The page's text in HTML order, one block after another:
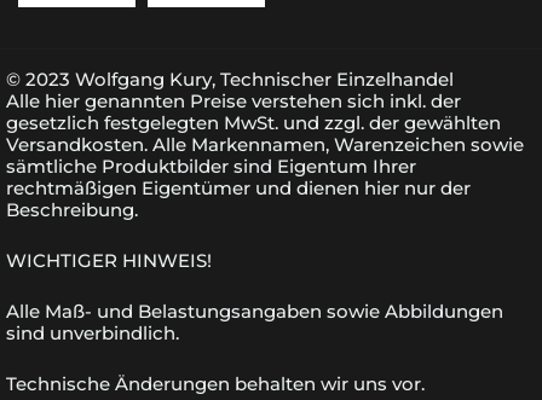
© 2023 Wolfgang Kury, Technischer Einzelhandel
Alle hier genannten Preise verstehen sich inkl. der
gesetzlich festgelegten MwSt. und zzgl. der gewählten
Versandkosten. Alle Markennamen, Warenzeichen sowie
sämtliche Produktbilder sind Eigentum Ihrer
rechtmäßigen Eigentümer und dienen hier nur der
Beschreibung.
WICHTIGER HINWEIS!
Alle Maß- und Belastungsangaben sowie Abbildungen
sind unverbindlich.
Technische Änderungen behalten wir uns vor.